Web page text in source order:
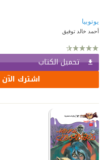
يوتوبيا
أحمد خالد توفيق
تحميل الكتاب
اشترك الآن